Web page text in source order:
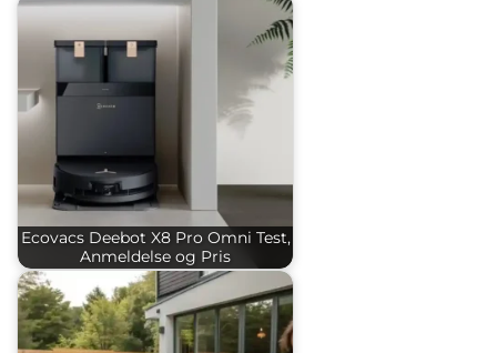
Ecovacs Deebot X8 Pro Omni Test,
Anmeldelse og Pris